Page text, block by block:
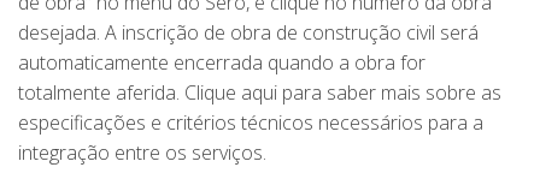
desejada. A inscrição de obra de construção civil será
automaticamente encerrada quando a obra for
totalmente aferida. Clique aqui para saber mais sobre as
especificações e critérios técnicos necessários para a
integração entre os serviços.